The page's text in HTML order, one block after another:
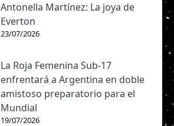
Antonella Martínez: La joya de
Everton
23/07/2026
La Roja Femenina Sub-17
enfrentará a Argentina en doble
amistoso preparatorio para el
Mundial
19/07/2026